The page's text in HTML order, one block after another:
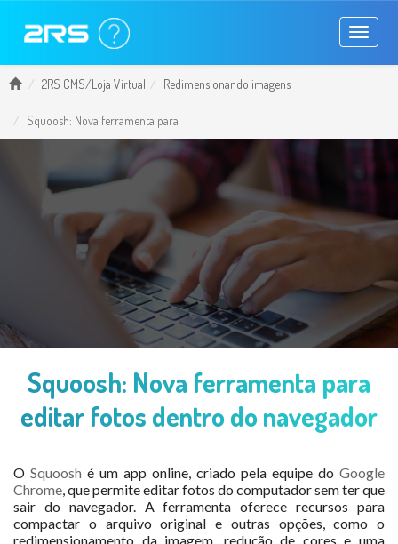
Toggle
2RS CMS/Loja Virtual Redimensionando imagens
Squoosh: Nova ferramenta para
Squoosh: Nova ferramenta para
editar fotos dentro do navegador
O Squoosh é um app online, criado pela equipe do Google
Chrome, que permite editar fotos do computador sem ter que
sair do navegador. A ferramenta oferece recursos para
compactar o arquivo original e outras opções, como o
redimensionamento da imagem, redução de cores e uma